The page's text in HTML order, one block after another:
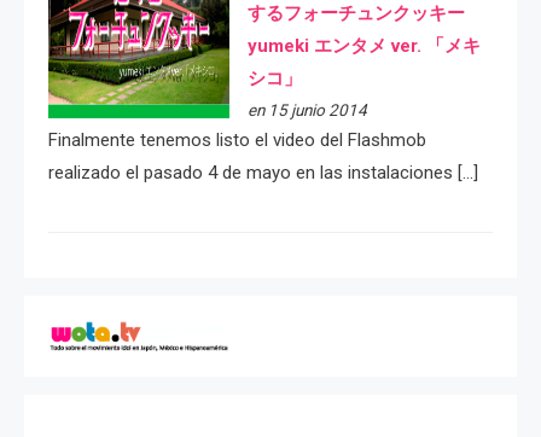
するフォーチュンクッキー
yumeki エンタメ ver. 「メキ
シコ」
en 15 junio 2014
Finalmente tenemos listo el video del Flashmob
realizado el pasado 4 de mayo en las instalaciones […]